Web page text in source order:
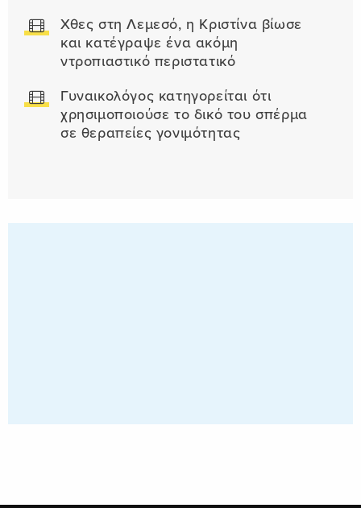
Χθες στη Λεμεσό, η Κριστίνα βίωσε
και κατέγραψε ένα ακόμη
ντροπιαστικό περιστατικό
Γυναικολόγος κατηγορείται ότι
χρησιμοποιούσε το δικό του σπέρμα
σε θεραπείες γονιμότητας